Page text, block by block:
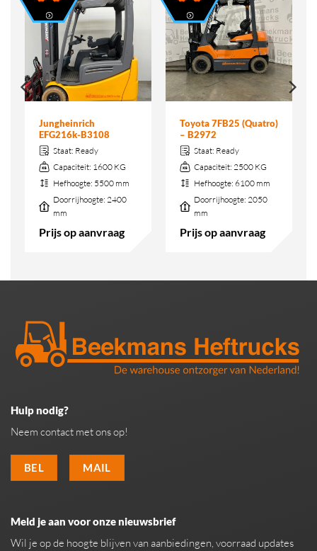
Jungheinrich
EFG216k-B3108
Staat: Ready
Capaciteit: 1600 KG
Hefhoogte: 5500 mm
Doorrijhoogte: 2400
mm
Prijs op aanvraag
Toyota 7FB25 (Quatro)
– B2972
Staat: Ready
Capaciteit: 2500 KG
Hefhoogte: 6100 mm
Doorrijhoogte: 2050
mm
Prijs op aanvraag
Hulp nodig?
Neem contact met ons op!
BEL MAIL
Meld je aan voor onze nieuwsbrief
Wil je op de hoogte blijven van aanbiedingen, voorraad updates